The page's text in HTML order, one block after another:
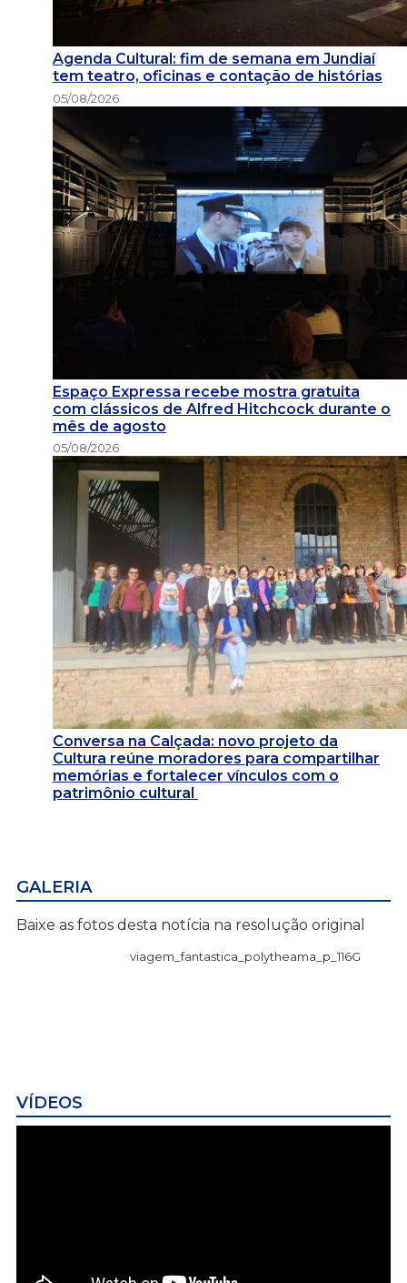
Agenda Cultural: fim de semana em Jundiaí
tem teatro, oficinas e contação de histórias
05/08/2026
Espaço Expressa recebe mostra gratuita
com clássicos de Alfred Hitchcock durante o
mês de agosto
05/08/2026
Conversa na Calçada: novo projeto da
Cultura reúne moradores para compartilhar
memórias e fortalecer vínculos com o
patrimônio cultural
GALERIA
Baixe as fotos desta notícia na resolução original
viagem_fantastica_polytheama_p_116G
VÍDEOS